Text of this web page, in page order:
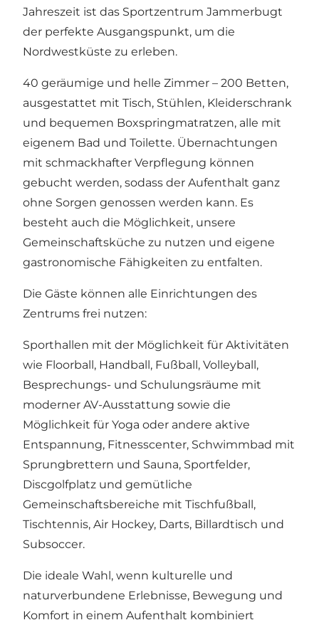
Jahreszeit ist das Sportzentrum Jammerbugt
der perfekte Ausgangspunkt, um die
Nordwestküste zu erleben.
40 geräumige und helle Zimmer – 200 Betten,
ausgestattet mit Tisch, Stühlen, Kleiderschrank
und bequemen Boxspringmatratzen, alle mit
eigenem Bad und Toilette. Übernachtungen
mit schmackhafter Verpflegung können
gebucht werden, sodass der Aufenthalt ganz
ohne Sorgen genossen werden kann. Es
besteht auch die Möglichkeit, unsere
Gemeinschaftsküche zu nutzen und eigene
gastronomische Fähigkeiten zu entfalten.
Die Gäste können alle Einrichtungen des
Zentrums frei nutzen:
Sporthallen mit der Möglichkeit für Aktivitäten
wie Floorball, Handball, Fußball, Volleyball,
Besprechungs- und Schulungsräume mit
moderner AV-Ausstattung sowie die
Möglichkeit für Yoga oder andere aktive
Entspannung, Fitnesscenter, Schwimmbad mit
Sprungbrettern und Sauna, Sportfelder,
Discgolfplatz und gemütliche
Gemeinschaftsbereiche mit Tischfußball,
Tischtennis, Air Hockey, Darts, Billardtisch und
Subsoccer.
Die ideale Wahl, wenn kulturelle und
naturverbundene Erlebnisse, Bewegung und
Komfort in einem Aufenthalt kombiniert